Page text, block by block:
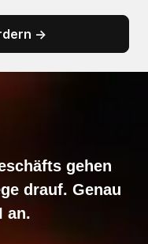
→
gehen
drauf. Genau
an.